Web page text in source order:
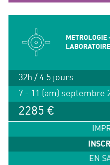
LABORATOIRE
32h / 4.5 jours
7 - 11 (am) septembre
2285 €
EN